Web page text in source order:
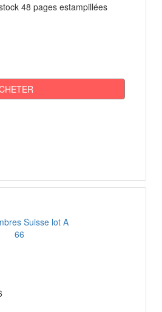
48 pages estampillées